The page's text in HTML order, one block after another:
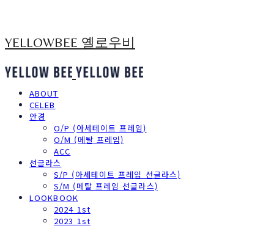
YELLOWBEE 옐로우비
ABOUT
CELEB
안경
O/P (아세테이트 프레임)
O/M (메탈 프레임)
ACC
선글라스
S/P (아세테이트 프레임 선글라스)
S/M (메탈 프레임 선글라스)
LOOKBOOK
2024 1st
2023 1st